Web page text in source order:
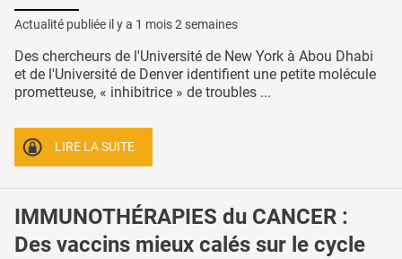
Actualité publiée il y a 1 mois 2 semaines
Des chercheurs de l'Université de New York à Abou Dhabi
et de l'Université de Denver identifient une petite molécule
prometteuse, « inhibitrice » de troubles ...
LIRE LA SUITE
IMMUNOTHÉRAPIES du CANCER :
Des vaccins mieux calés sur le cycle